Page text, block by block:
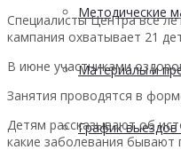
Методические
Материалы и
График
Специалисты Центра все
кампания охватывает 21
В июне участниками
Занятия проводятся в
Детям рассказывают об
какие заболевания бывают